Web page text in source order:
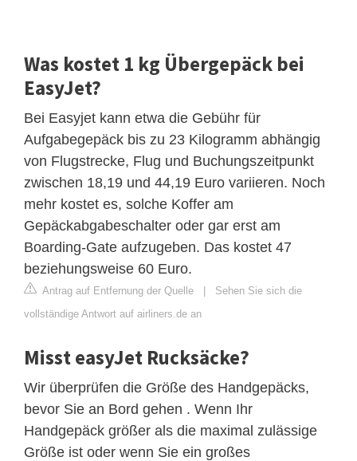
Was kostet 1 kg Übergepäck bei
EasyJet?
Bei Easyjet kann etwa die Gebühr für
Aufgabegepäck bis zu 23 Kilogramm abhängig
von Flugstrecke, Flug und Buchungszeitpunkt
zwischen 18,19 und 44,19 Euro variieren. Noch
mehr kostet es, solche Koffer am
Gepäckabgabeschalter oder gar erst am
Boarding-Gate aufzugeben. Das kostet 47
beziehungsweise 60 Euro.
Antrag auf Entfernung der Quelle | Sehen Sie sich die
vollständige Antwort auf airliners.de an
Misst easyJet Rucksäcke?
Wir überprüfen die Größe des Handgepäcks,
bevor Sie an Bord gehen . Wenn Ihr
Handgepäck größer als die maximal zulässige
Größe ist oder wenn Sie ein großes